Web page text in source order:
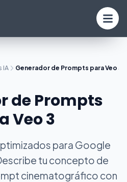
IA Generador de Prompts para Veo 3
de Prompts
Veo 3
para Google
tu concepto de
cinematográfico con